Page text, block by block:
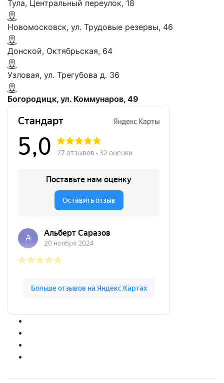
Тула, Центральный переулок, 18
Новомосковск, ул. Трудовые резервы, 46
Донской, Октябрьская, 64
Узловая, ул. Трегубова д. 36
Богородицк, ул. Коммунаров, 49